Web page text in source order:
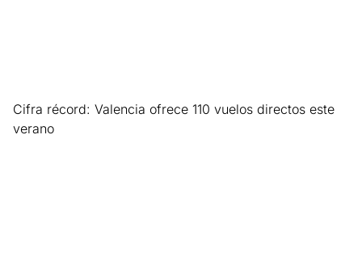
Cifra récord: Valencia ofrece 110 vuelos directos este
verano